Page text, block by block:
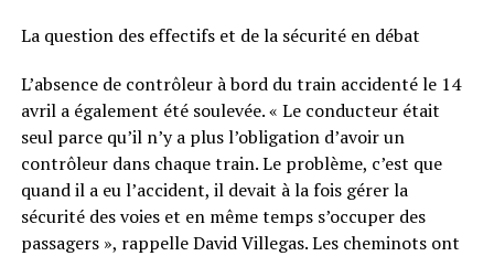
La question des effectifs et de la sécurité en débat
L’absence de contrôleur à bord du train accidenté le 14
avril a également été soulevée. « Le conducteur était
seul parce qu’il n’y a plus l’obligation d’avoir un
contrôleur dans chaque train. Le problème, c’est que
quand il a eu l’accident, il devait à la fois gérer la
sécurité des voies et en même temps s’occuper des
passagers », rappelle David Villegas. Les cheminots ont